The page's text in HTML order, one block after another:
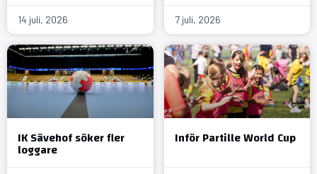
14 juli, 2026 7 juli, 2026
IK Sävehof söker fler
loggare
Inför Partille World Cup